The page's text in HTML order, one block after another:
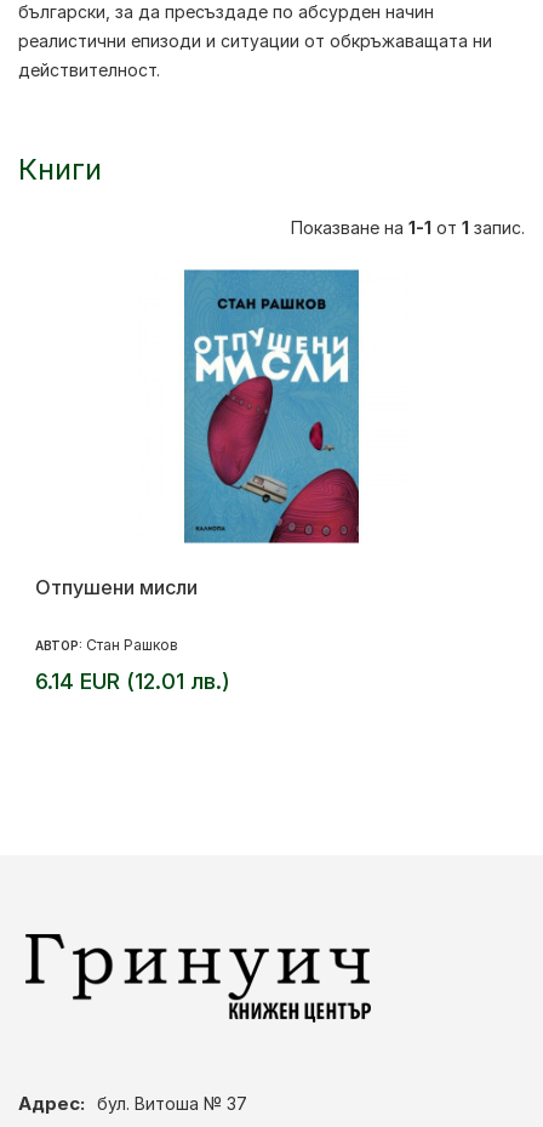
български, за да пресъздаде по абсурден начин
реалистични епизоди и ситуации от обкръжаващата ни
действителност.
Книги
Показване на 1-1 от 1 запис.
Отпушени мисли
АВТОР: Стан Рашков
6.14 EUR (12.01 лв.)
Адрес: бул. Витоша № 37